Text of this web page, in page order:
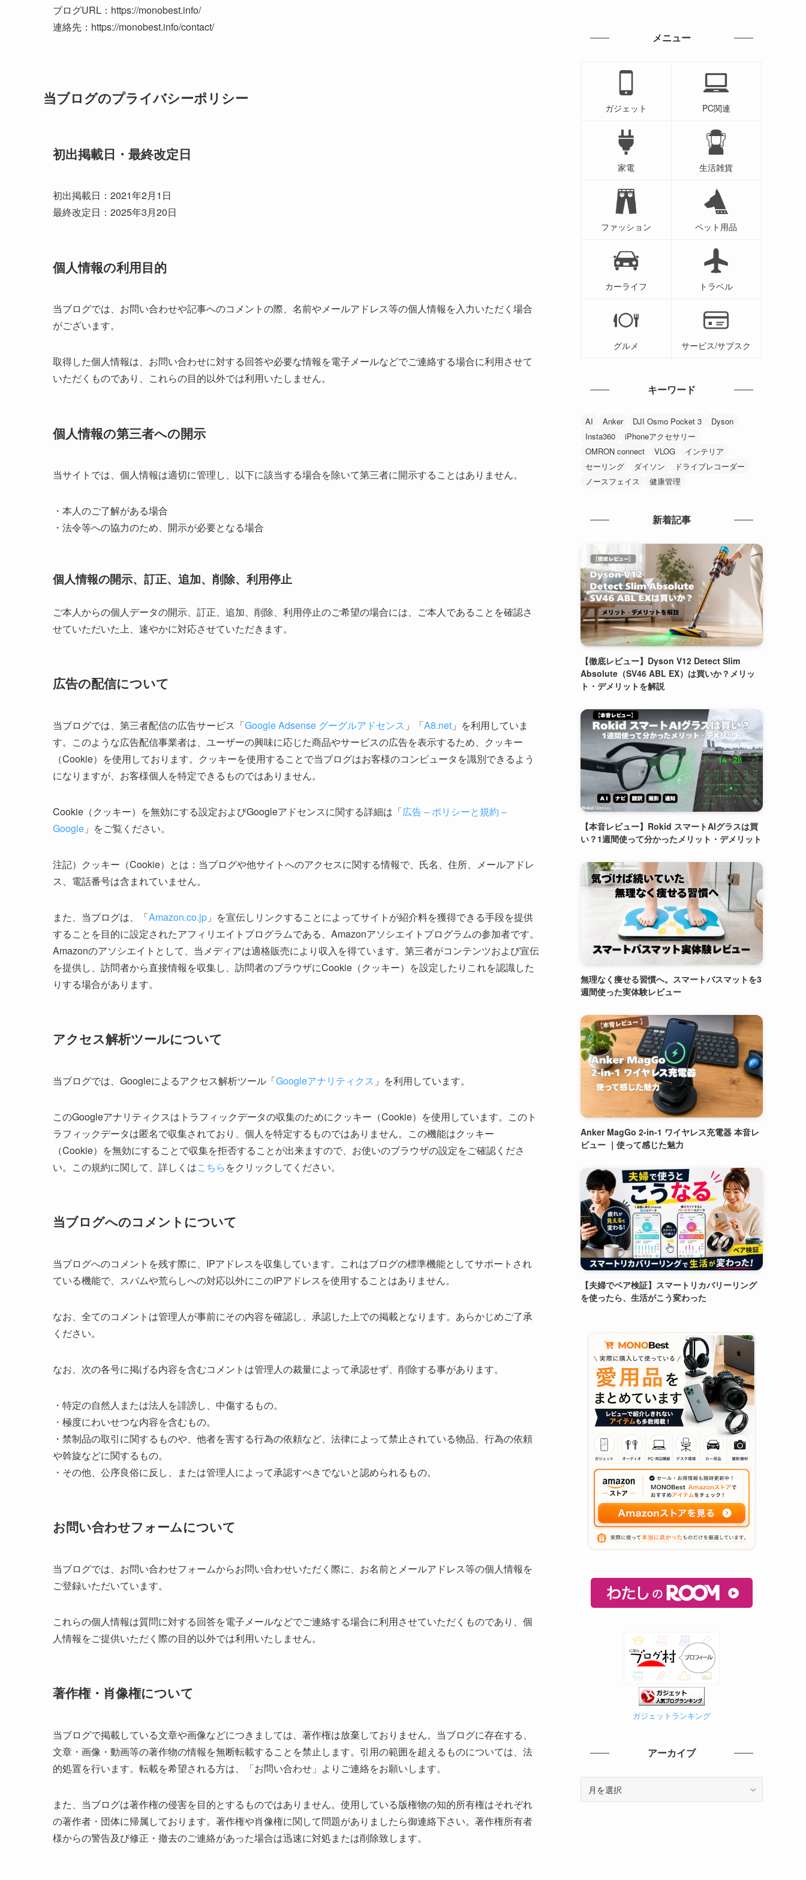
ブログURL：https://monobest.info/
連絡先：https://monobest.info/contact/
当ブログのプライバシーポリシー
初出掲載日・最終改定日
初出掲載日：2021年2月1日
最終改定日：2025年3月20日
個人情報の利用目的
当ブログでは、お問い合わせや記事へのコメントの際、名前やメールアドレス等の個人情報を入力いただく場合
がございます。
取得した個人情報は、お問い合わせに対する回答や必要な情報を電子メールなどでご連絡する場合に利用させて
いただくものであり、これらの目的以外では利用いたしません。
個人情報の第三者への開示
当サイトでは、個人情報は適切に管理し、以下に該当する場合を除いて第三者に開示することはありません。
・本人のご了解がある場合
・法令等への協力のため、開示が必要となる場合
個人情報の開示、訂正、追加、削除、利用停止
ご本人からの個人データの開示、訂正、追加、削除、利用停止のご希望の場合には、ご本人であることを確認さ
せていただいた上、速やかに対応させていただきます。
広告の配信について
当ブログでは、第三者配信の広告サービス「Google Adsense グーグルアドセンス 」「A8.net 」を利用していま
す。このような広告配信事業者は、ユーザーの興味に応じた商品やサービスの広告を表示するため、クッキー
（Cookie）を使用しております。クッキーを使用することで当ブログはお客様のコンピュータを識別できるよう
になりますが、お客様個人を特定できるものではありません。
Cookie（クッキー）を無効にする設定およびGoogleアドセンスに関する詳細は「広告 – ポリシーと規約 –
Google 」をご覧ください。
注記）クッキー（Cookie）とは：当ブログや他サイトへのアクセスに関する情報で、氏名、住所、メールアドレ
ス、電話番号は含まれていません。
また、当ブログは、「Amazon.co.jp 」を宣伝しリンクすることによってサイトが紹介料を獲得できる手段を提供
することを目的に設定されたアフィリエイトプログラムである、Amazonアソシエイトプログラムの参加者です。
Amazonのアソシエイトとして、当メディアは適格販売により収入を得ています。第三者がコンテンツおよび宣伝
を提供し、訪問者から直接情報を収集し、訪問者のブラウザにCookie（クッキー）を設定したりこれを認識した
りする場合があります。
アクセス解析ツールについて
当ブログでは、Googleによるアクセス解析ツール「Googleアナリティクス 」を利用しています。
このGoogleアナリティクスはトラフィックデータの収集のためにクッキー（Cookie）を使用しています。このト
ラフィックデータは匿名で収集されており、個人を特定するものではありません。この機能はクッキー
（Cookie）を無効にすることで収集を拒否することが出来ますので、お使いのブラウザの設定をご確認くださ
い。この規約に関して、詳しくはこちらをクリックしてください。
当ブログへのコメントについて
当ブログへのコメントを残す際に、IPアドレスを収集しています。これはブログの標準機能としてサポートされ
ている機能で、スパムや荒らしへの対応以外にこのIPアドレスを使用することはありません。
なお、全てのコメントは管理人が事前にその内容を確認し、承認した上での掲載となります。あらかじめご了承
ください。
なお、次の各号に掲げる内容を含むコメントは管理人の裁量によって承認せず、削除する事があります。
・特定の自然人または法人を誹謗し、中傷するもの。
・極度にわいせつな内容を含むもの。
・禁制品の取引に関するものや、他者を害する行為の依頼など、法律によって禁止されている物品、行為の依頼
や斡旋などに関するもの。
・その他、公序良俗に反し、または管理人によって承認すべきでないと認められるもの。
お問い合わせフォームについて
当ブログでは、お問い合わせフォームからお問い合わせいただく際に、お名前とメールアドレス等の個人情報を
ご登録いただいています。
これらの個人情報は質問に対する回答を電子メールなどでご連絡する場合に利用させていただくものであり、個
人情報をご提供いただく際の目的以外では利用いたしません。
著作権・肖像権について
当ブログで掲載している文章や画像などにつきましては、著作権は放棄しておりません。当ブログに存在する、
文章・画像・動画等の著作物の情報を無断転載することを禁止します。引用の範囲を超えるものについては、法
的処置を行います。転載を希望される方は、「お問い合わせ」よりご連絡をお願いします。
また、当ブログは著作権の侵害を目的とするものではありません。使用している版権物の知的所有権はそれぞれ
の著作者・団体に帰属しております。著作権や肖像権に関して問題がありましたら御連絡下さい。著作権所有者
様からの警告及び修正・撤去のご連絡があった場合は迅速に対処または削除致します。
メニュー
ガジェット PC関連
家電 生活雑貨
ファッション ペット用品
カーライフ トラベル
グルメ サービス/サブスク
キーワード
AI Anker DJI Osmo Pocket 3
Dyson
Insta360
iPhoneアクセサリー
OMRON connect
VLOG
インテリア
セーリング
ダイソン
ドライブレコーダー
ノースフェイス
健康管理
新着記事
【徹底レビュー】Dyson V12 Detect Slim
Absolute（SV46 ABL EX）は買いか？メリッ
ト・デメリットを解説
【本音レビュー】Rokid スマートAIグラスは買
い？1週間使って分かったメリット・デメリット
無理なく痩せる習慣へ。スマートバスマットを3
週間使った実体験レビュー
Anker MagGo 2-in-1 ワイヤレス充電器 本音レ
ビュー ｜使って感じた魅力
【夫婦でペア検証】スマートリカバリーリング
を使ったら、生活がこう変わった
ガジェットランキング
アーカイブ